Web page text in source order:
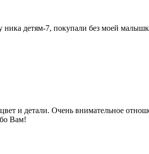
детям-7, покупали без моей
и детали. Очень внимательное
Вам!